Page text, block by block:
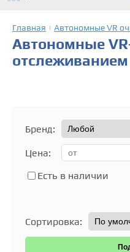
Главная Автономные VR
Автономные
отслеживанием
Бренд:
Цена:
Есть в наличии
Сортировка: